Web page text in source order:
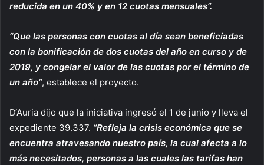
reducida en un 40% y en 12 cuotas mensuales”.
“Que las personas con cuotas al día sean beneficiadas
con la bonificación de dos cuotas del año en curso y de
2019, y congelar el valor de las cuotas por el término de
un año”, establece el proyecto.
D‘Auria dijo que la iniciativa ingresó el 1 de junio y lleva el
expediente 39.337. “Refleja la crisis económica que se
encuentra atravesando nuestro país, la cual afecta a lo
más necesitados, personas a las cuales las tarifas han